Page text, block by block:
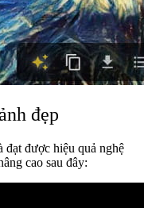
đẹp
được hiệu quả nghệ
cao sau đây: